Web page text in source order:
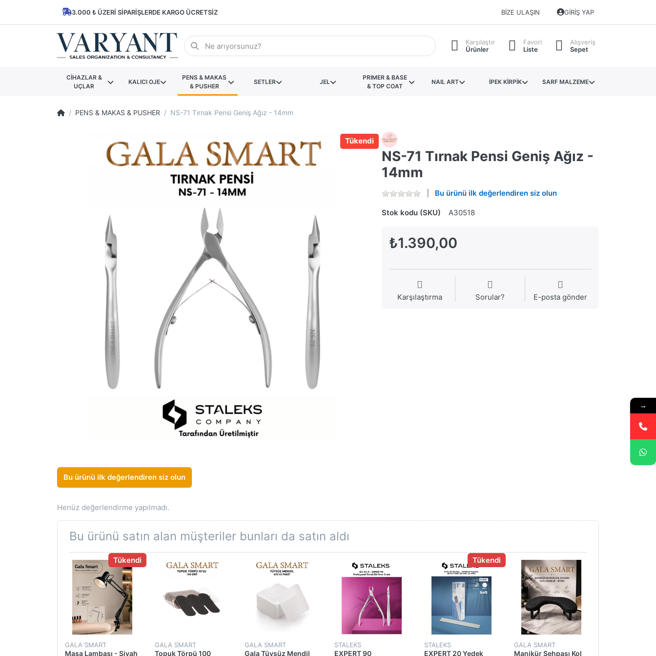
3.000 ₺ ÜZERI SIPARIŞLERDE KARGO ÜCRETSIZ BIZE ULAŞIN GIRIŞ YAP
Karşılaştır
Ürünler
Favori
Liste
Alışveriş
Sepet
CİHAZLAR &
UÇLAR
KALICI OJE
PENS & MAKAS
& PUSHER
SETLER JEL
PRIMER & BASE
& TOP COAT
NAIL ART İPEK KİRPİK SARF MALZEME
PENS & MAKAS & PUSHER NS-71 Tırnak Pensi Geniş Ağız - 14mm
NS-71 Tırnak Pensi Geniş Ağız -
14mm
Bu ürünü ilk değerlendiren siz olun
Stok kodu (SKU) A30518
₺1.390,00
Tükendi
Karşılaştırma Sorular? E-posta gönder
Bu ürünü ilk değerlendiren siz olun
Henüz değerlendirme yapılmadı.
Bu ürünü satın alan müşteriler bunları da satın aldı
GALA SMART
Masa Lambası - Siyah
Tükendi
GALA SMART
Topuk Törpü 100
GALA SMART
Gala Tüysüz Mendil
STALEKS
EXPERT 90
STALEKS
EXPERT 20 Yedek
Tükendi
GALA SMART
Manikür Sehpası Kol
→